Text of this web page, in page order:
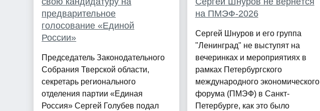
предварительное
голосование «Единой
России»
Председатель Законодательного
Собрания Тверской области,
секретарь регионального
отделения партии «Единая
Россия» Сергей Голубев подал
на ПМЭФ-2026
Сергей Шнуров и его группа
"Ленинград" не выступят на
вечеринках и мероприятиях в
рамках Петербургского
международного экономического
форума (ПМЭФ) в Санкт-
Петербурге, как это было